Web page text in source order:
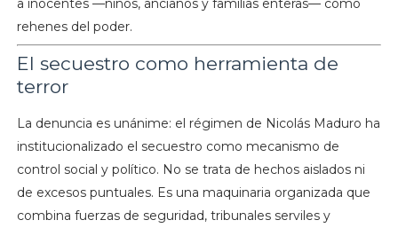
a inocentes —niños, ancianos y familias enteras— como
rehenes del poder.
El secuestro como herramienta de
terror
La denuncia es unánime: el régimen de Nicolás Maduro ha
institucionalizado el secuestro como mecanismo de
control social y político. No se trata de hechos aislados ni
de excesos puntuales. Es una maquinaria organizada que
combina fuerzas de seguridad, tribunales serviles y